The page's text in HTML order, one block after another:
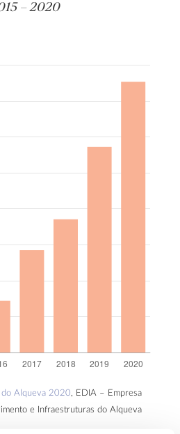
– 2020
Alqueva 2020, EDIA – Empresa
e Infraestruturas do Alqueva